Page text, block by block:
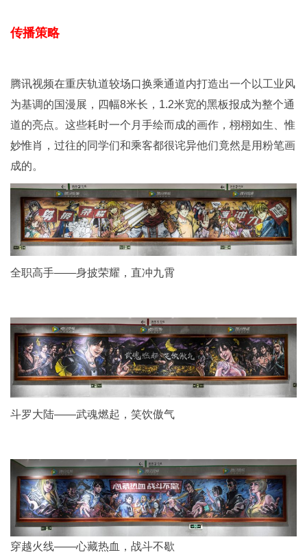
传播策略
腾讯视频在重庆轨道较场口换乘通道内打造出一个以工业风
为基调的国漫展，四幅8米长，1.2米宽的黑板报成为整个通
道的亮点。这些耗时一个月手绘而成的画作，栩栩如生、惟
妙惟肖，过往的同学们和乘客都很诧异他们竟然是用粉笔画
成的。
全职高手——身披荣耀，直冲九霄
斗罗大陆——武魂燃起，笑饮傲气
穿越火线——心藏热血，战斗不歇